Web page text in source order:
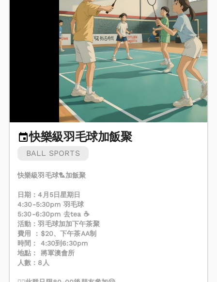
快樂級羽毛球加飯聚
BALL SPORTS
快樂級羽毛球🏸加飯聚
日期：4月5日星期日
4:30-5:30pm 羽毛球
5:30-6:30pm 去tea ☕️
活動：羽毛球加加下午茶聚
費用 ：$20、下午茶AA制
時間： 4:30到6:30pm
地點： 將軍澳會所
人數：8人